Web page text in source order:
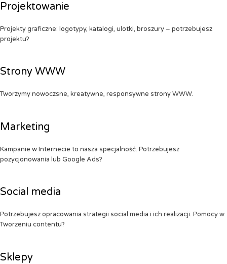
Projektowanie
Projekty graficzne: logotypy, katalogi, ulotki, broszury – potrzebujesz
projektu?
Strony WWW
Tworzymy nowoczsne, kreatywne, responsywne strony WWW.
Marketing
Kampanie w Internecie to nasza specjalność. Potrzebujesz
pozycjonowania lub Google Ads?
Social media
Potrzebujesz opracowania strategii social media i ich realizacji. Pomocy w
Tworzeniu contentu?
Sklepy